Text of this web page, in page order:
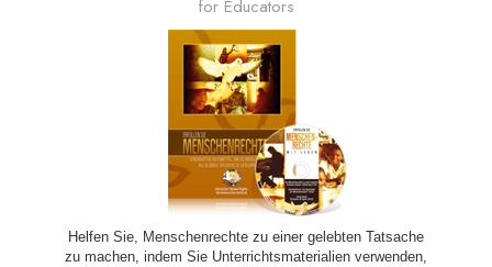
for Educators
Helfen Sie, Menschenrechte zu einer gelebten Tatsache
zu machen, indem Sie Unterrichtsmaterialien verwenden,